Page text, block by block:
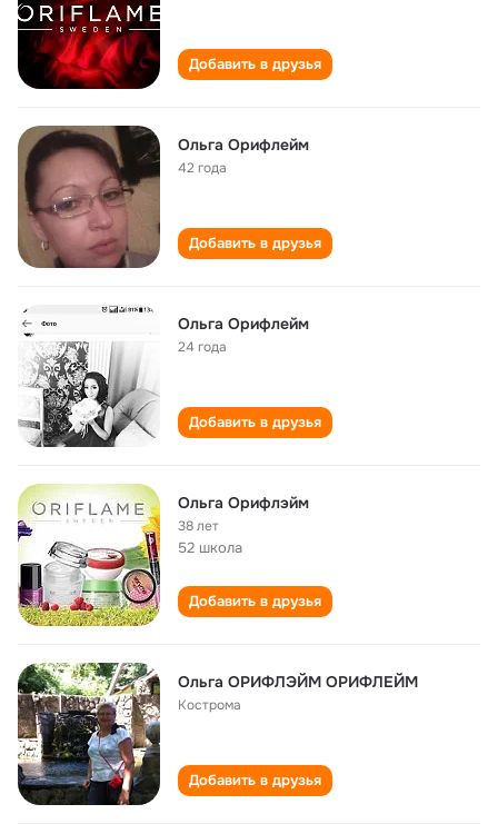
Добавить в друзья
Ольга Орифлейм
42 года
Добавить в друзья
Ольга Орифлейм
24 года
Добавить в друзья
Ольга Орифлэйм
38 лет
52 школа
Добавить в друзья
Ольга ОРИФЛЭЙМ ОРИФЛЕЙМ
Кострома
Добавить в друзья